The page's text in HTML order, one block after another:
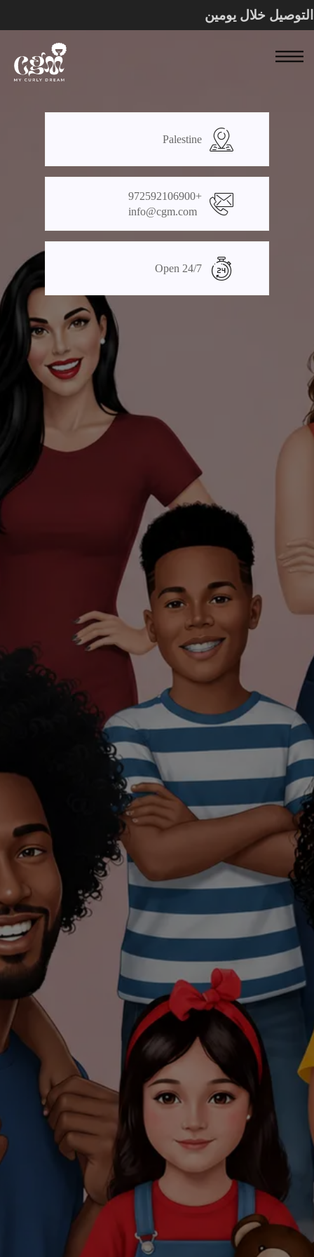
ـــ التوصيل خلال يومين
Palestine
+972592106900
info@cgm.com
Open 24/7